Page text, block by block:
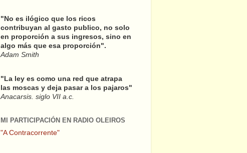
"No es ilógico que los ricos
contribuyan al gasto publico, no solo
en proporción a sus ingresos, sino en
algo más que esa proporción".
Adam Smith
"La ley es como una red que atrapa
las moscas y deja pasar a los pajaros"
Anacarsis. siglo VII a.c.
MI PARTICIPACIÓN EN RADIO OLEIROS
"A Contracorrente"